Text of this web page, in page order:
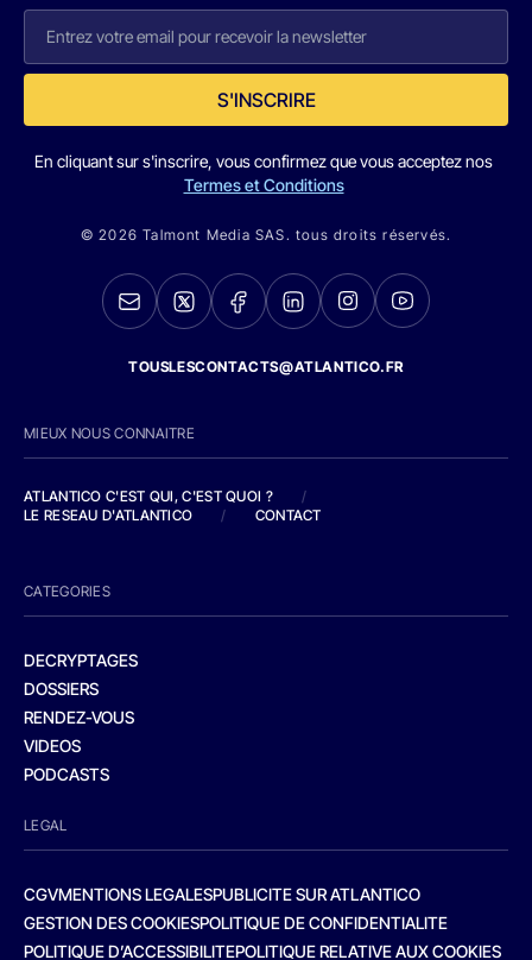
S'INSCRIRE
En cliquant sur s'inscrire, vous confirmez que vous acceptez nos
Termes et Conditions
© 2026 Talmont Media SAS. tous droits réservés.
TOUSLESCONTACTS@ATLANTICO.FR
MIEUX NOUS CONNAITRE
ATLANTICO C'EST QUI, C'EST QUOI ?
/
LE RESEAU D'ATLANTICO
/ CONTACT
CATEGORIES
DECRYPTAGES
DOSSIERS
RENDEZ-VOUS
VIDEOS
PODCASTS
LEGAL
CGVMENTIONS LEGALESPUBLICITE SUR ATLANTICO
GESTION DES COOKIESPOLITIQUE DE CONFIDENTIALITE
POLITIQUE D’ACCESSIBILITEPOLITIQUE RELATIVE AUX COOKIES